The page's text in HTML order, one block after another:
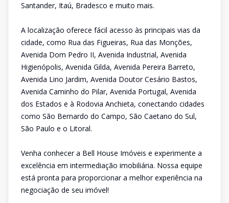
Santander, Itaú, Bradesco e muito mais.
A localização oferece fácil acesso às principais vias da
cidade, como Rua das Figueiras, Rua das Monções,
Avenida Dom Pedro II, Avenida Industrial, Avenida
Higienópolis, Avenida Gilda, Avenida Pereira Barreto,
Avenida Lino Jardim, Avenida Doutor Cesário Bastos,
Avenida Caminho do Pilar, Avenida Portugal, Avenida
dos Estados e à Rodovia Anchieta, conectando cidades
como São Bernardo do Campo, São Caetano do Sul,
São Paulo e o Litoral.
Venha conhecer a Bell House Imóveis e experimente a
excelência em intermediação imobiliária. Nossa equipe
está pronta para proporcionar a melhor experiência na
negociação de seu imóvel!